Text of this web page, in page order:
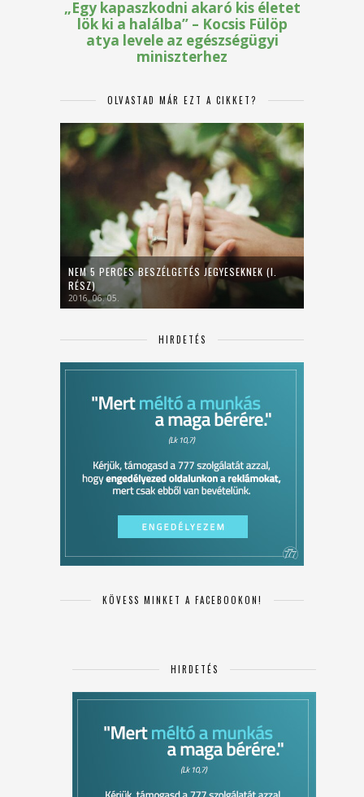
OLVASTAD MÁR EZT A CIKKET?
NEM 5 PERCES BESZÉLGETÉS JEGYESEKNEK (I.
RÉSZ)
2016. 06. 05.
HIRDETÉS
KÖVESS MINKET A FACEBOOKON!
HIRDETÉS